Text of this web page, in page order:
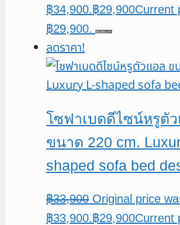
฿34,900.฿29,900Current
฿29,900.
หยิบใส่ตะกร้า
ลดราคา!
โซฟาเบดดีไซน์หรูตั
ขนาด 220 cm.
shaped sofa bed
฿33,900 Original price
฿33,900.฿29,900Current